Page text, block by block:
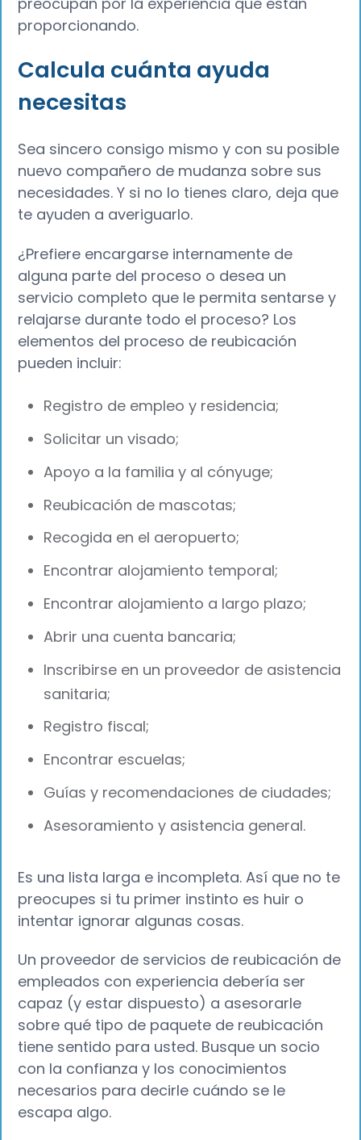
proporcionando.
Calcula cuánta ayuda
necesitas
Sea sincero consigo mismo y con su posible
nuevo compañero de mudanza sobre sus
necesidades. Y si no lo tienes claro, deja que
te ayuden a averiguarlo.
¿Prefiere encargarse internamente de
alguna parte del proceso o desea un
servicio completo que le permita sentarse y
relajarse durante todo el proceso? Los
elementos del proceso de reubicación
pueden incluir:
Registro de empleo y residencia;
Solicitar un visado;
Apoyo a la familia y al cónyuge;
Reubicación de mascotas;
Recogida en el aeropuerto;
Encontrar alojamiento temporal;
Encontrar alojamiento a largo plazo;
Abrir una cuenta bancaria;
Inscribirse en un proveedor de asistencia
sanitaria;
Registro fiscal;
Encontrar escuelas;
Guías y recomendaciones de ciudades;
Asesoramiento y asistencia general.
Es una lista larga e incompleta. Así que no te
preocupes si tu primer instinto es huir o
intentar ignorar algunas cosas.
Un proveedor de servicios de reubicación de
empleados con experiencia debería ser
capaz (y estar dispuesto) a asesorarle
sobre qué tipo de paquete de reubicación
tiene sentido para usted. Busque un socio
con la confianza y los conocimientos
necesarios para decirle cuándo se le
escapa algo.